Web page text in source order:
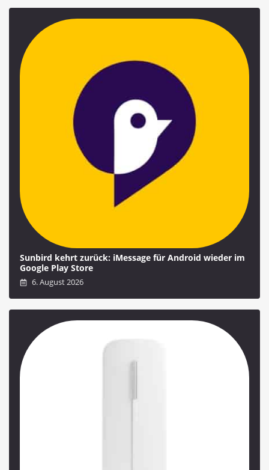
Sunbird kehrt zurück: iMessage für Android wieder im
Google Play Store
6. August 2026